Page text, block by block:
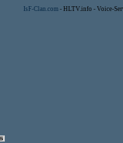
IsF-Clan.com - HLTV.info - Voice-